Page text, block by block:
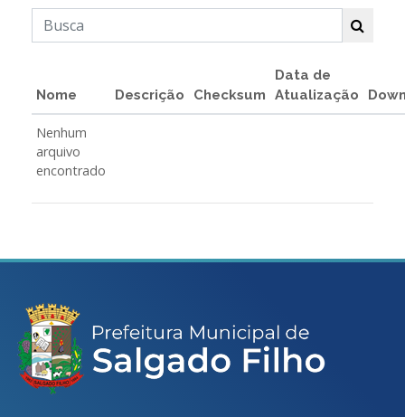
Nome Descrição Checksum
Data de
Atualização
Nenhum
arquivo
encontrado